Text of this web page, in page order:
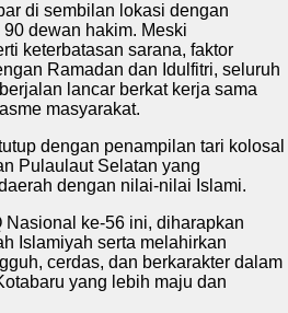
di sembilan lokasi dengan
dewan hakim. Meski
keterbatasan sarana, faktor
Ramadan dan Idulfitri, seluruh
lancar berkat kerja sama
masyarakat.
dengan penampilan tari kolosal
Pulaulaut Selatan yang
dengan nilai-nilai Islami.
ke-56 ini, diharapkan
Islamiyah serta melahirkan
cerdas, dan berkarakter dalam
yang lebih maju dan